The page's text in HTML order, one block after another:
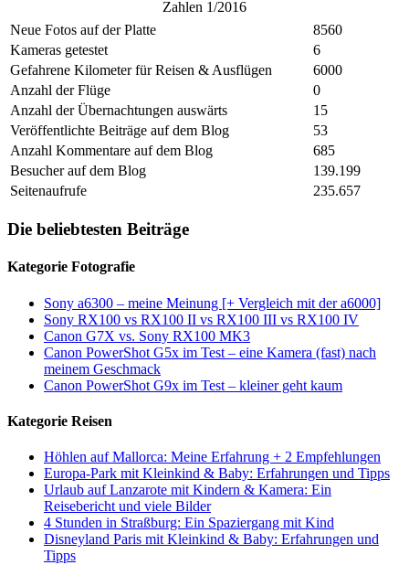
Zahlen 1/2016
Neue Fotos auf der Platte
8560
Kameras getestet
6
Gefahrene Kilometer für Reisen & Ausflügen
6000
Anzahl der Flüge
0
Anzahl der Übernachtungen auswärts
15
Veröffentlichte Beiträge auf dem Blog
53
Anzahl Kommentare auf dem Blog
685
Besucher auf dem Blog
139.199
Seitenaufrufe
235.657
Die beliebtesten Beiträge
Kategorie Fotografie
Sony a6300 – meine Meinung [+ Vergleich mit der a6000]
Sony RX100 vs RX100 II vs RX100 III vs RX100 IV
Canon G7X vs. Sony RX100 MK3
Canon PowerShot G5x im Test – eine Kamera (fast) nach
meinem Geschmack
Canon PowerShot G9x im Test – kleiner geht kaum
Kategorie Reisen
Höhlen auf Mallorca: Meine Erfahrung + 2 Empfehlungen
Europa-Park mit Kleinkind & Baby: Erfahrungen und Tipps
Urlaub auf Lanzarote mit Kindern & Kamera: Ein
Reisebericht und viele Bilder
4 Stunden in Straßburg: Ein Spaziergang mit Kind
Disneyland Paris mit Kleinkind & Baby: Erfahrungen und
Tipps